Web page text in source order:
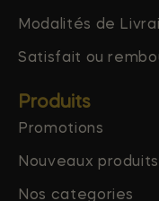
Modalités de
Satisfait ou
Produits
Promotions
Nouveaux produits
Nos categories